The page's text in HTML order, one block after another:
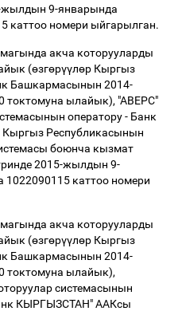
жылдын 9-январында
каттоо номери ыйгарылган.
акча которууларды
(өзгөрүүлөр Кыргыз
Башкармасынын 2014-
ылайык), "АВЕРС"
оператору - Банк
Республикасынын
боюнча кызмат
2015-жылдын 9-
1022090115 каттоо номери
акча которууларды
(өзгөрүүлөр Кыргыз
Башкармасынын 2014-
ылайык),
системасынын
КЫРГЫЗСТАН" ААКсы